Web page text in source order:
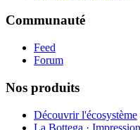
Communauté
Feed
Forum
Nos produits
Découvrir l'écosystème
La Bottega ·